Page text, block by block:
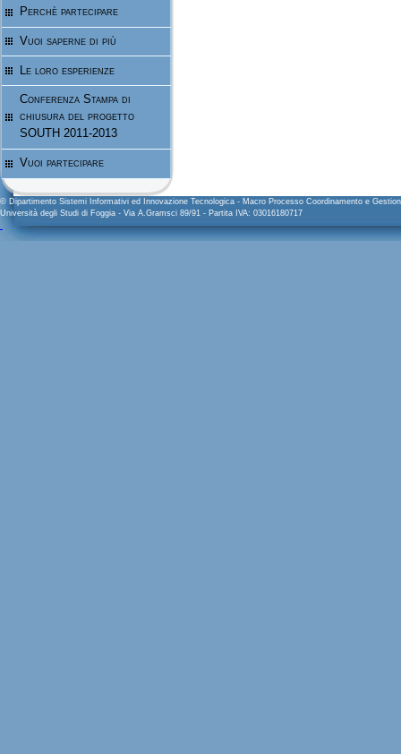
Perchè partecipare
Vuoi saperne di più
Le loro esperienze
Conferenza Stampa di
chiusura del progetto
SOUTH 2011-2013
Vuoi partecipare
© Dipartimento Sistemi Informativi ed Innovazione Tecnologica - Macro Processo Coordinamento e
Università degli Studi di Foggia - Via A.Gramsci 89/91 - Partita IVA: 03016180717